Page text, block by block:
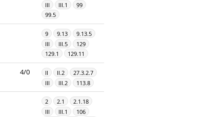
III
III.1
99
99.5
9 9.13
9.13.5
III
III.5
129
129.1
129.11
4/0 II II.2
27.3.2.7
III
III.2 113.8
2 2.1
2.1.18
III
III.1
106